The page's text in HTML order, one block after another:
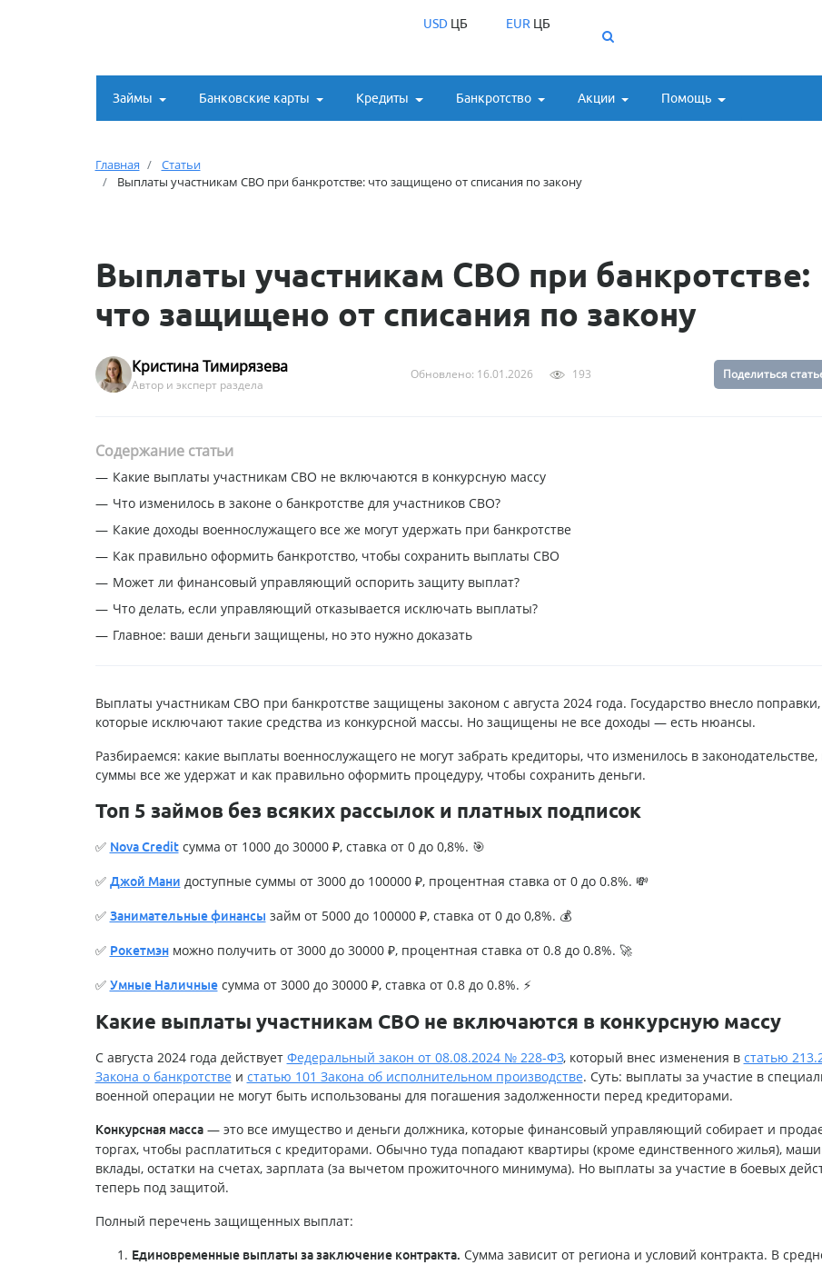
USDЦБ EUR ЦБ
Займы Банковские карты Кредиты Банкротство Акции Помощь
Главная
Статьи
Выплаты участникам СВО при банкротстве: что защищено от списания по закону
Выплаты участникам СВО при банкротстве:
что защищено от списания по закону
Кристина Тимирязева
Автор и эксперт раздела
Обновлено: 16.01.2026 193 Поделиться
Содержание статьи
Какие выплаты участникам СВО не включаются в конкурсную массу
Что изменилось в законе о банкротстве для участников СВО?
Какие доходы военнослужащего все же могут удержать при банкротстве
Как правильно оформить банкротство, чтобы сохранить выплаты СВО
Может ли финансовый управляющий оспорить защиту выплат?
Что делать, если управляющий отказывается исключать выплаты?
Главное: ваши деньги защищены, но это нужно доказать
Выплаты участникам СВО при банкротстве защищены законом с августа 2024 года. Государство внесло поправки,
которые исключают такие средства из конкурсной массы. Но защищены не все доходы — есть нюансы.
Разбираемся: какие выплаты военнослужащего не могут забрать кредиторы, что изменилось в законодательстве,
суммы все же удержат и как правильно оформить процедуру, чтобы сохранить деньги.
Топ 5 займов без всяких рассылок и платных подписок
✅ Nova Creditсумма от 1000 до 30000 ₽, ставка от 0 до 0,8%. 🎯
✅ Джой Мани доступные суммы от 3000 до 100000 ₽, процентная ставка от 0 до 0.8%. 💸
✅ Занимательные финансы займ от 5000 до 100000 ₽, ставка от 0 до 0,8%. 💰
✅ Рокетмэнможно получить от 3000 до 30000 ₽, процентная ставка от 0.8 до 0.8%. 🚀
✅ Умные Наличныесумма от 3000 до 30000 ₽, ставка от 0.8 до 0.8%. ⚡
Какие выплаты участникам СВО не включаются в конкурсную массу
С августа 2024 года действует Федеральный закон от 08.08.2024 № 228-ФЗ, который внес изменения в статью
Закона о банкротстве и статью 101 Закона об исполнительном производстве. Суть: выплаты за участие в
военной операции не могут быть использованы для погашения задолженности перед кредиторами.
Конкурсная масса— это все имущество и деньги должника, которые финансовый управляющий собирает и
торгах, чтобы расплатиться с кредиторами. Обычно туда попадают квартиры (кроме единственного жилья),
вклады, остатки на счетах, зарплата (за вычетом прожиточного минимума). Но выплаты за участие в боевых
теперь под защитой.
Полный перечень защищенных выплат:
Единовременные выплаты за заключение контракта. Сумма зависит от региона и условий контракта. В